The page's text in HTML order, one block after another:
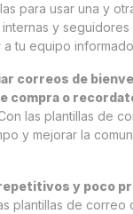
para usar una y
y
a tu equipo
correos de
compra o
las plantillas de
y mejorar la
y poco
plantillas de correo